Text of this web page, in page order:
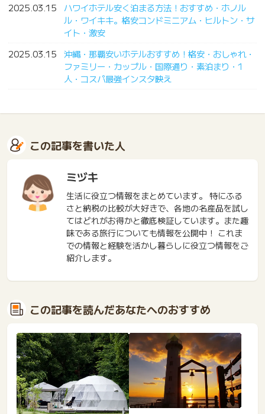
2025.03.15
ハワイホテル安く泊まる方法！おすすめ・ホノル
ル・ワイキキ。格安コンドミニアム・ヒルトン・サ
イト・激安
2025.03.15
沖縄・那覇安いホテルおすすめ！格安・おしゃれ・
ファミリー・カップル・国際通り・素泊まり・1
人・コスパ最強インスタ映え
この記事を書いた人
ミヅキ
生活に役立つ情報をまとめています。 特にふる
さと納税の比較が大好きで、各地の名産品を試し
てはどれがお得かと徹底検証しています。また趣
味である旅行についても情報を公開中！ これま
での情報と経験を活かし暮らしに役立つ情報をご
紹介します。
この記事を読んだあなたへのおすすめ